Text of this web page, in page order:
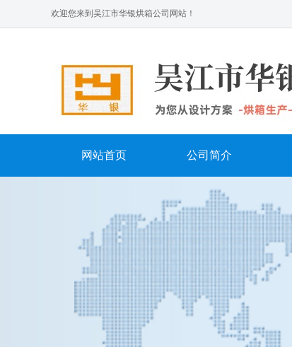
欢迎您来到吴江市华银烘箱公司网站！
网站首页 公司简介